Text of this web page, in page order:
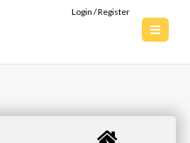
Login / Register